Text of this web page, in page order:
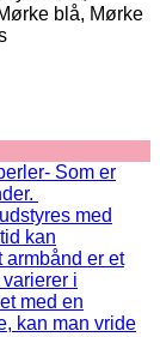
blå, Mørke